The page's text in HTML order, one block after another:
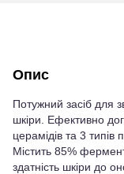
Опис
Потужний засіб для
шкіри. Ефективно
церамідів та 3 типів
Містить 85%
здатність шкіри до